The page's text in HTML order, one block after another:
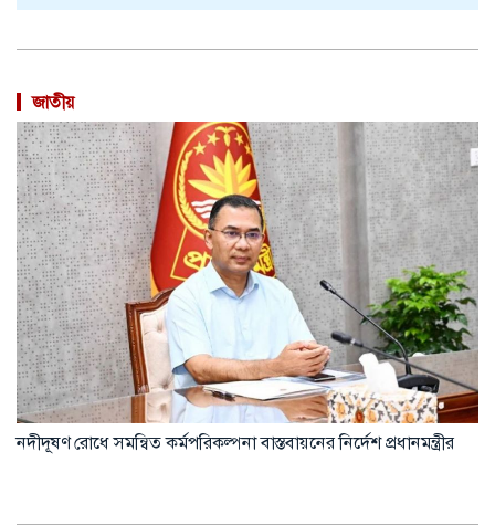
জাতীয়
বাংলাদেশি কর্মীদের জন্য সৌদিতে বড় সুবিধা